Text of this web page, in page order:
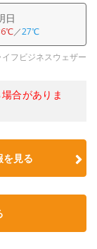
日
／27℃
フビジネスウェザー
合がありま
を見る